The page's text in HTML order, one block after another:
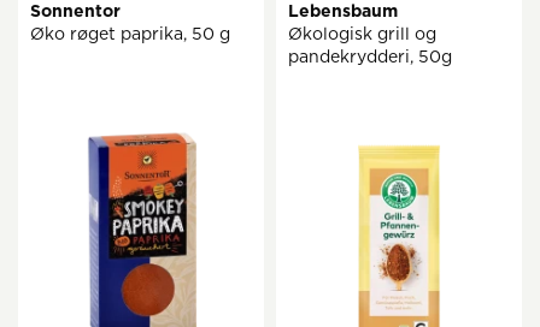
Sonnentor
Øko røget paprika, 50 g
Lebensbaum
Økologisk grill og
pandekrydderi, 50g